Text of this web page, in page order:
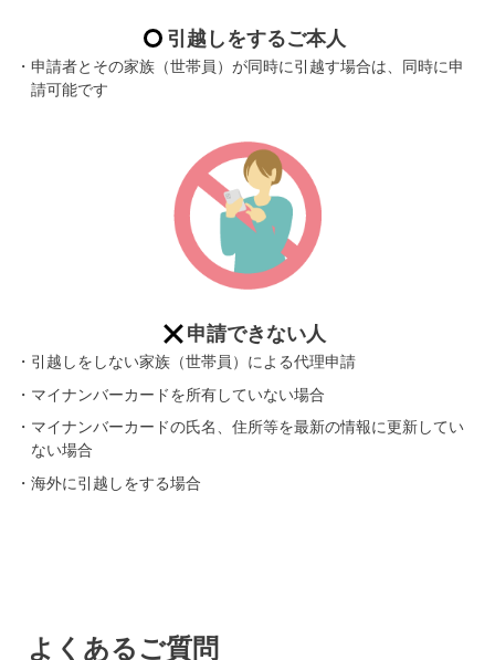
引越しをするご本人
・申請者とその家族（世帯員）が同時に引越す場合は、同時に申
請可能です
申請できない人
・引越しをしない家族（世帯員）による代理申請
・マイナンバーカードを所有していない場合
・マイナンバーカードの氏名、住所等を最新の情報に更新してい
ない場合
・海外に引越しをする場合
よくあるご質問